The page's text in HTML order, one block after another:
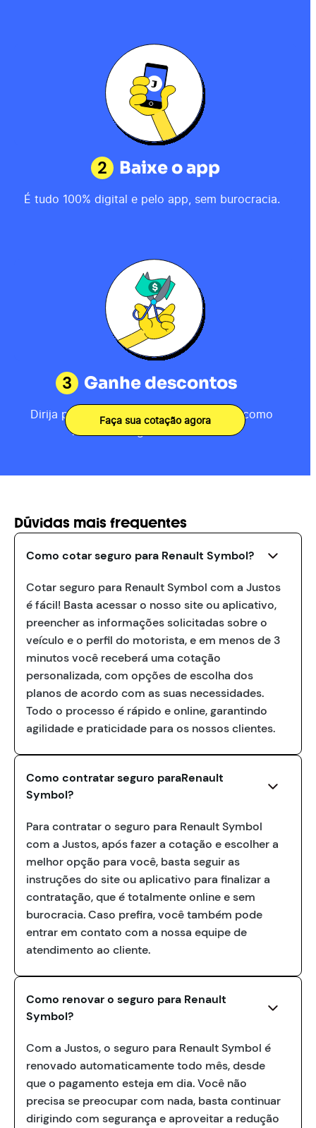
2 Baixe o app
É tudo 100% digital e pelo app, sem burocracia.
3 Ganhe descontos
Dirija por 80km, receba sua pontuação como
motorista e ganhe descontos.
Faça sua cotação agora
Dúvidas mais frequentes
Como cotar seguro para Renault Symbol?
Cotar seguro para Renault Symbol com a Justos
é fácil! Basta acessar o nosso site ou aplicativo,
preencher as informações solicitadas sobre o
veículo e o perfil do motorista, e em menos de 3
minutos você receberá uma cotação
personalizada, com opções de escolha dos
planos de acordo com as suas necessidades.
Todo o processo é rápido e online, garantindo
agilidade e praticidade para os nossos clientes.
Como contratar seguro paraRenault
Symbol?
Para contratar o seguro para Renault Symbol
com a Justos, após fazer a cotação e escolher a
melhor opção para você, basta seguir as
instruções do site ou aplicativo para finalizar a
contratação, que é totalmente online e sem
burocracia. Caso prefira, você também pode
entrar em contato com a nossa equipe de
atendimento ao cliente.
Como renovar o seguro para Renault
Symbol?
Com a Justos, o seguro para Renault Symbol é
renovado automaticamente todo mês, desde
que o pagamento esteja em dia. Você não
precisa se preocupar com nada, basta continuar
dirigindo com segurança e aproveitar a redução